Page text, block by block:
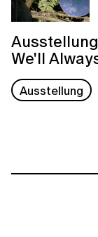
We'll
Ausstellung